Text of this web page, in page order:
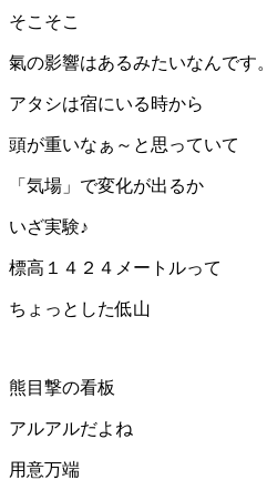
そこそこ
氣の影響はあるみたいなんです。
アタシは宿にいる時から
頭が重いなぁ～と思っていて
「気場」で変化が出るか
いざ実験♪
標高１４２４メートルって
ちょっとした低山
熊目撃の看板
アルアルだよね
用意万端